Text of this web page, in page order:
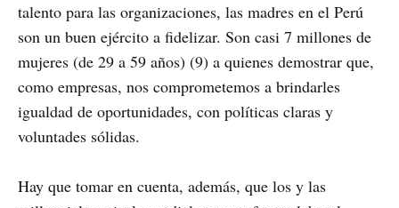
talento para las organizaciones, las madres en el Perú
son un buen ejército a fidelizar. Son casi 7 millones de
mujeres (de 29 a 59 años) (9) a quienes demostrar que,
como empresas, nos comprometemos a brindarles
igualdad de oportunidades, con políticas claras y
voluntades sólidas.
Hay que tomar en cuenta, además, que los y las